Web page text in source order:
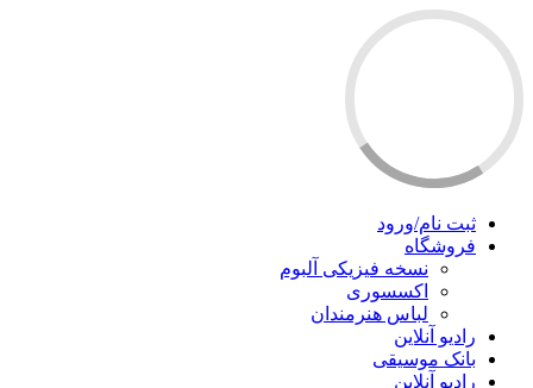
ثبت نام/ورود
فروشگاه
نسخه فیزیکی آلبوم
اکسسوری
لباس هنرمندان
رادیو آنلاین
بانک موسیقی
رادیو آنلاین